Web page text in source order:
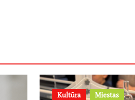
Kultūra Miestas